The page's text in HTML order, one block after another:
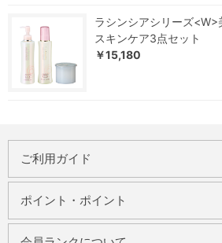
ラシンシアシリーズ<W>
スキンケア3点セット
￥15,180
ご利用ガイド
ポイント・ポイント